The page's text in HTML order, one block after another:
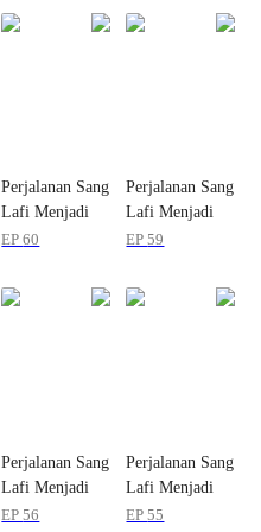
Perjalanan Sang
Lafi Menjadi
Pahlawan
EP60
Perjalanan Sang
Lafi Menjadi
Pahlawan
EP59
Perjalanan Sang
Lafi Menjadi
Pahlawan
EP56
Perjalanan Sang
Lafi Menjadi
Pahlawan
EP55